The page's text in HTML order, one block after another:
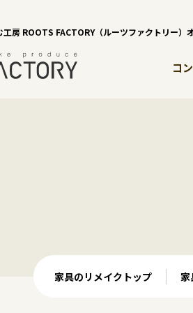
房 ROOTS FACTORY（ルーツファクトリー）
コ
家具のリメイクトップ